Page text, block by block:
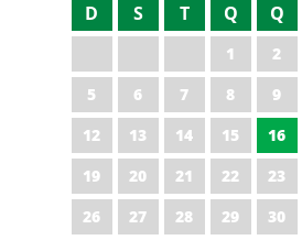
D S T Q Q
1 2
5
6 7 8 9
12
13 14 15 16
19
20 21 22 23
26
27 28 29 30